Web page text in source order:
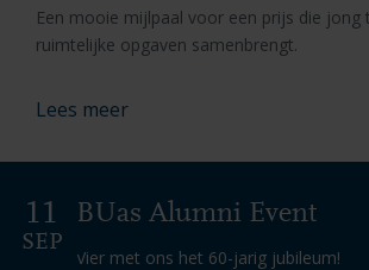
Een mooie mijlpaal voor een prijs die jong
ruimtelijke opgaven samenbrengt.
Lees meer
BUas Alumni Event
11
SEP
Vier met ons het 60-jarig jubileum!